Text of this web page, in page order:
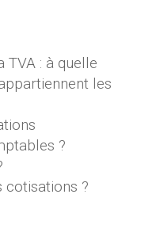
TVA : à quelle
les
?
cotisations ?